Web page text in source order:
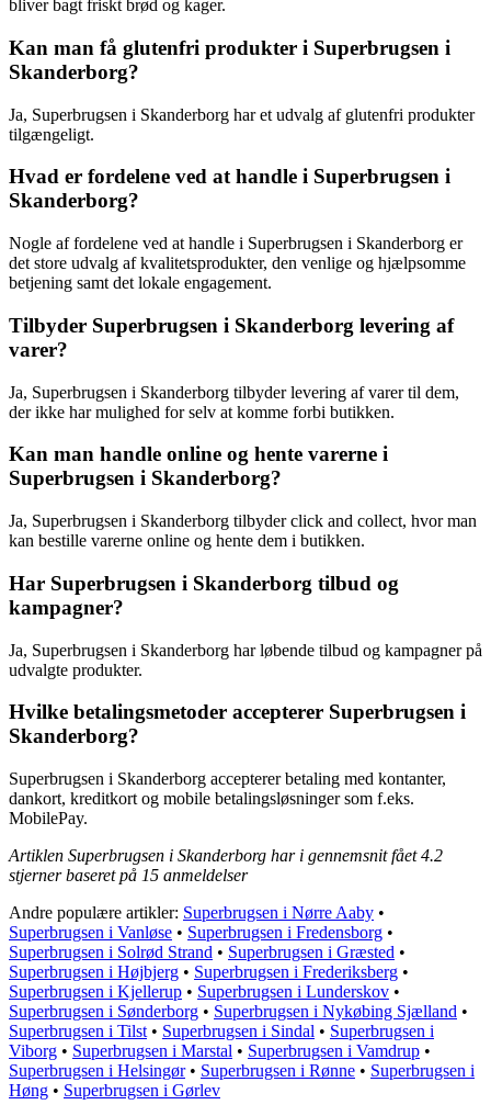
bliver bagt friskt brød og kager.
Kan man få glutenfri produkter i Superbrugsen i
Skanderborg?
Ja, Superbrugsen i Skanderborg har et udvalg af glutenfri produkter
tilgængeligt.
Hvad er fordelene ved at handle i Superbrugsen i
Skanderborg?
Nogle af fordelene ved at handle i Superbrugsen i Skanderborg er
det store udvalg af kvalitetsprodukter, den venlige og hjælpsomme
betjening samt det lokale engagement.
Tilbyder Superbrugsen i Skanderborg levering af
varer?
Ja, Superbrugsen i Skanderborg tilbyder levering af varer til dem,
der ikke har mulighed for selv at komme forbi butikken.
Kan man handle online og hente varerne i
Superbrugsen i Skanderborg?
Ja, Superbrugsen i Skanderborg tilbyder click and collect, hvor man
kan bestille varerne online og hente dem i butikken.
Har Superbrugsen i Skanderborg tilbud og
kampagner?
Ja, Superbrugsen i Skanderborg har løbende tilbud og kampagner på
udvalgte produkter.
Hvilke betalingsmetoder accepterer Superbrugsen i
Skanderborg?
Superbrugsen i Skanderborg accepterer betaling med kontanter,
dankort, kreditkort og mobile betalingsløsninger som f.eks.
MobilePay.
Artiklen Superbrugsen i Skanderborg har i gennemsnit fået4.2
stjerner baseret på 15 anmeldelser
Andre populære artikler: Superbrugsen i Nørre Aaby •
Superbrugsen i Vanløse • Superbrugsen i Fredensborg •
Superbrugsen i Solrød Strand • Superbrugsen i Græsted •
Superbrugsen i Højbjerg • Superbrugsen i Frederiksberg •
Superbrugsen i Kjellerup • Superbrugsen i Lunderskov •
Superbrugsen i Sønderborg • Superbrugsen i Nykøbing Sjælland •
Superbrugsen i Tilst • Superbrugsen i Sindal • Superbrugsen i
Viborg • Superbrugsen i Marstal • Superbrugsen i Vamdrup •
Superbrugsen i Helsingør• Superbrugsen i Rønne • Superbrugsen i
Høng • Superbrugsen i Gørlev